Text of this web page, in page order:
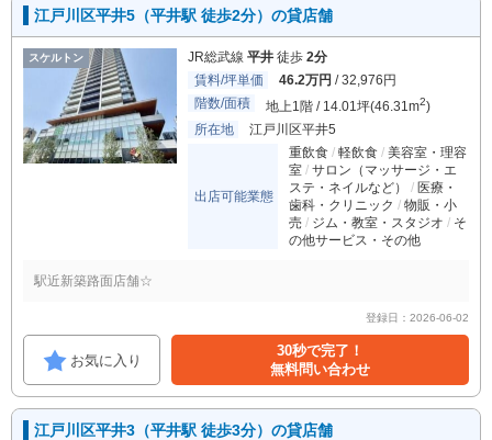
江戸川区平井5（平井駅 徒歩2分）の貸店舗
スケルトン JR総武線 平井 徒歩 2分
賃料/坪単価
46.2万円 / 32,976円
階数/面積
地上1階 / 14.01坪(46.31m2)
所在地
江戸川区平井5
出店可能業態
重飲食 軽飲食
美容室・理容
室
サロン（マッサージ・エ
ステ・ネイルなど）
医療・
歯科・クリニック
物販・小
売
ジム・教室・スタジオ
そ
の他サービス・その他
駅近新築路面店舗☆
登録日：2026-06-02
お気に入り
30秒で完了！
無料問い合わせ
江戸川区平井3（平井駅 徒歩3分）の貸店舗